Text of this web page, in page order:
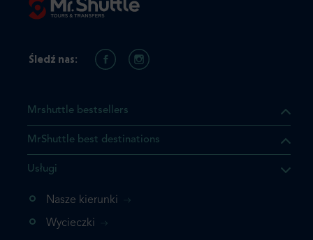
którego szukasz jest już
nie chcesz dodawać go
Mrshuttle bestsellers
MrShuttle best destinations
Usługi
Nasze kierunki
Wycieczki
Śledź nas: